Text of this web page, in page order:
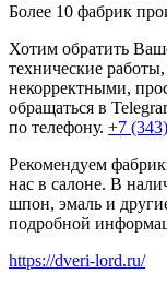
Более 10 фабрик
Хотим обратить
технические
некорректными,
обращаться в
по телефону. +7
Рекомендуем
нас в салоне. В
шпон, эмаль и
подробной
https://dveri-lord.ru/